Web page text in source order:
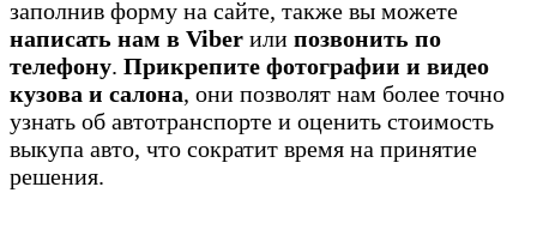
заполнив форму на сайте, также вы можете
написать нам в Viber или позвонить по
телефону. Прикрепите фотографии и видео
кузова и салона, они позволят нам более точно
узнать об автотранспорте и оценить стоимость
выкупа авто, что сократит время на принятие
решения.